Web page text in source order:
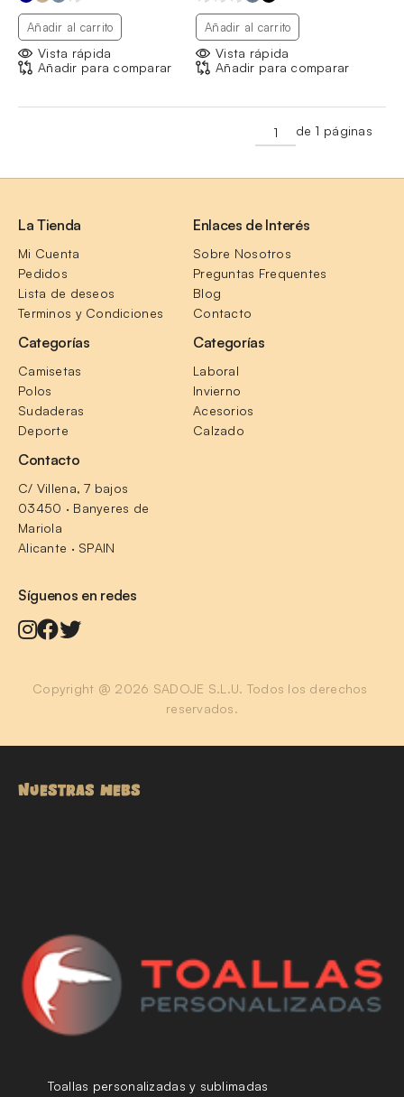
hasta
33,28 €
Añadir al carrito
Vista rápida
Añadir para comparar
hasta
33,28 €
Añadir al carrito
Vista rápida
Añadir para comparar
de 1 páginas
La Tienda
Mi Cuenta
Pedidos
Lista de deseos
Terminos y Condiciones
Enlaces de Interés
Sobre Nosotros
Preguntas Frequentes
Blog
Contacto
Categorías
Camisetas
Polos
Sudaderas
Deporte
Categorías
Laboral
Invierno
Acesorios
Calzado
Contacto
C/ Villena, 7 bajos
03450 · Banyeres de
Mariola
Alicante · SPAIN
Síguenos en redes
Copyright @ 2026 SADOJE S.L.U. Todos los derechos
reservados.
NUESTRAS WEBS
Toallas personalizadas y sublimadas